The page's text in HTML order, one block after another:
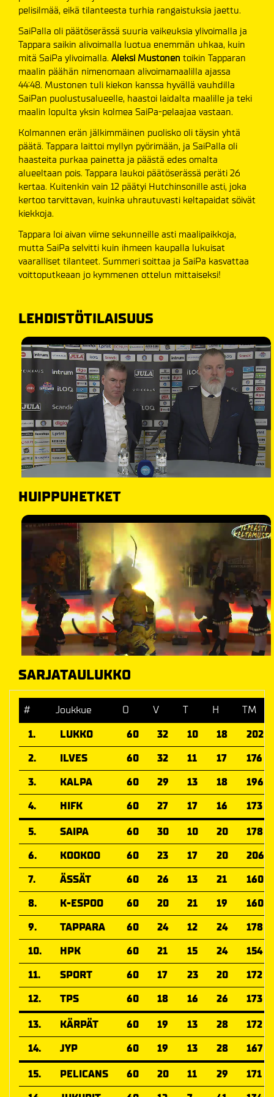
pelisilmää, eikä tilanteesta turhia rangaistuksia jaettu.
SaiPalla oli päätöserässä suuria vaikeuksia ylivoimalla ja
Tappara saikin alivoimalla luotua enemmän uhkaa, kuin
mitä SaiPa ylivoimalla. Aleksi Mustonen toikin Tapparan
maalin päähän nimenomaan alivoimamaalilla ajassa
44:48. Mustonen tuli kiekon kanssa hyvällä vauhdilla
SaiPan puolustusalueelle, haastoi laidalta maalille ja teki
maalin lopulta yksin kolmea SaiPa-pelaajaa vastaan.
Kolmannen erän jälkimmäinen puolisko oli täysin yhtä
päätä. Tappara laittoi myllyn pyörimään, ja SaiPalla oli
haasteita purkaa painetta ja päästä edes omalta
alueeltaan pois. Tappara laukoi päätöserässä peräti 26
kertaa. Kuitenkin vain 12 päätyi Hutchinsonille asti, joka
kertoo tarvittavan, kuinka uhrautuvasti keltapaidat söivät
kiekkoja.
Tappara loi aivan viime sekunneille asti maalipaikkoja,
mutta SaiPa selvitti kuin ihmeen kaupalla lukuisat
vaaralliset tilanteet. Summeri soittaa ja SaiPa kasvattaa
voittoputkeaan jo kymmenen ottelun mittaiseksi!
LEHDISTÖTILAISUUS
HUIPPUHETKET
SARJATAULUKKO
# Joukkue O V T H
TM
1.
LUKKO 60 32 10 18
202
2.
ILVES 60 32 11 17
176
3.
KALPA 60 29 13 18
196
4.
HIFK 60 27 17 16
173
5.
SAIPA 60 30 10 20
178
6.
KOOKOO 60 23 17 20
206
7.
ÄSSÄT 60 26 13 21
160
8.
K-ESPOO 60 20 21 19
160
9.
TAPPARA 60 24 12 24
178
10.
HPK 60 21 15 24
154
11.
SPORT 60 17 23 20
172
12.
TPS 60 18 16 26
173
13.
KÄRPÄT 60 19 13 28
172
14.
JYP 60 19 13 28
167
15.
PELICANS 60 20 11 29
171